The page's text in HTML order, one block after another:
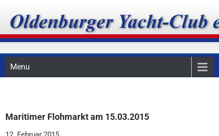
content
Oldenburger Yacht-Club
e.V.
Menu
Maritimer Flohmarkt am 15.03.2015